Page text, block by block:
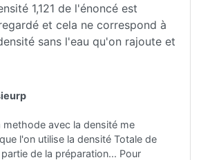
1,121 de l'énoncé est
et cela ne correspond à
sans l'eau qu'on rajoute et
methode avec la densité me
l'on utilise la densité Totale de
de la préparation... Pour